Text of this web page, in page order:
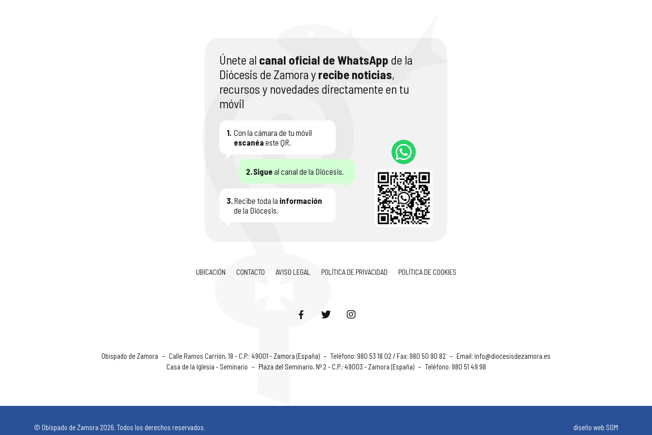
Únete al canal oficial de WhatsApp de la
Diócesis de Zamora y recibe noticias,
recursos y novedades directamente en tu
móvil
1. Con la cámara de tu móvil
escanéa este QR.
2.Sigue al canal de la Diócesis.
3.Recibe toda la información
de la Diócesis.
UBICACIÓN CONTACTO AVISO LEGAL POLÍTICA DE PRIVACIDAD POLÍTICA DE COOKIES
Obispado de Zamora – Calle Ramos Carrión, 18 - C.P.: 49001 - Zamora (España) – Teléfono: 980 53 18 02 / Fax: 980 50 90 82 – Email: info@diocesisdezamora.es
Casa de la Iglesia - Seminario – Plaza del Seminario, Nº 2 - C.P.: 49003 - Zamora (España) – Teléfono: 980 51 49 98
© Obispado de Zamora 2026. Todos los derechos reservados. diseño web SGM